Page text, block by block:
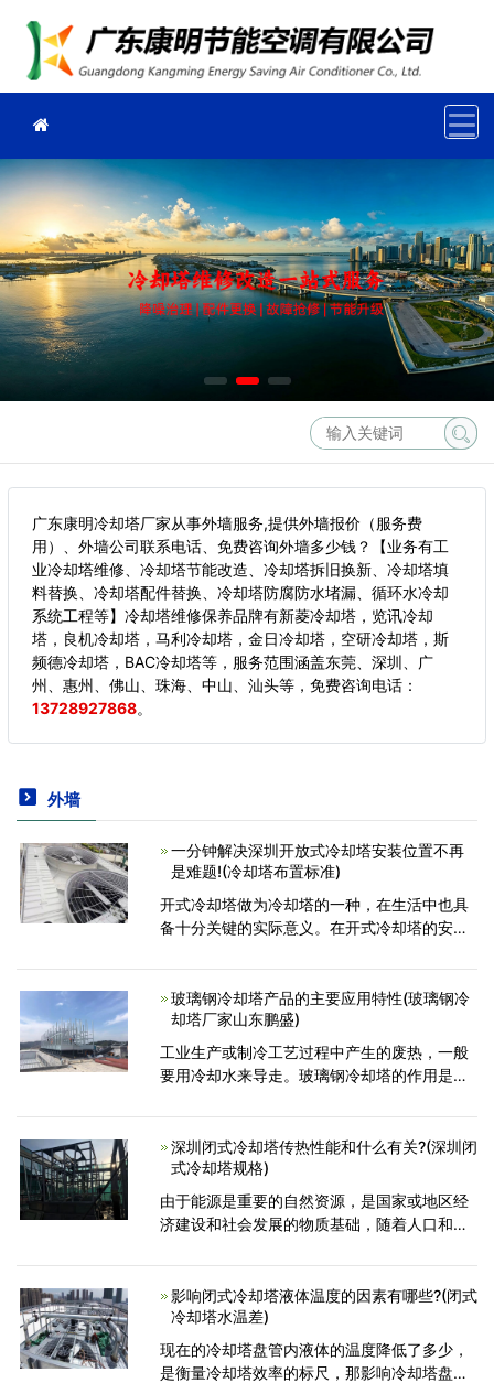
广东康明冷却塔厂家从事外墙服务,提供外墙报价（服务费
用）、外墙公司联系电话、免费咨询外墙多少钱？【业务有工
业冷却塔维修、冷却塔节能改造、冷却塔拆旧换新、冷却塔填
料替换、冷却塔配件替换、冷却塔防腐防水堵漏、循环水冷却
系统工程等】冷却塔维修保养品牌有新菱冷却塔，览讯冷却
塔，良机冷却塔，马利冷却塔，金日冷却塔，空研冷却塔，斯
频德冷却塔，BAC冷却塔等，服务范围涵盖东莞、深圳、广
州、惠州、佛山、珠海、中山、汕头等， 免费咨询电话：
13728927868。
外墙
一分钟解决深圳开放式冷却塔安装位置不再
是难题!(冷却塔布置标准)
开式冷却塔做为冷却塔的一种，在生活中也具
备十分关键的实际意义。在开式冷却塔的安装
关键。假如选择了合适的位置，开式冷却塔的
作用能够做到事倍
玻璃钢冷却塔产品的主要应用特性(玻璃钢冷
却塔厂家山东鹏盛)
工业生产或制冷工艺过程中产生的废热，一般
要用冷却水来导走。玻璃钢冷却塔的作用是将
使废热传输给空气并散入大气中。例如：火电
厂内，锅炉将水加热
深圳闭式冷却塔传热性能和什么有关?(深圳闭
式冷却塔规格)
由于能源是重要的自然资源，是国家或地区经
济建设和社会发展的物质基础，随着人口和社
源和水资源的问题也越来越突出，以前的研究
已经表明，广东闭式广东
影响闭式冷却塔液体温度的因素有哪些?(闭式
冷却塔水温差)
现在的冷却塔盘管内液体的温度降低了多少，
是衡量冷却塔效率的标尺，那影响冷却塔盘管